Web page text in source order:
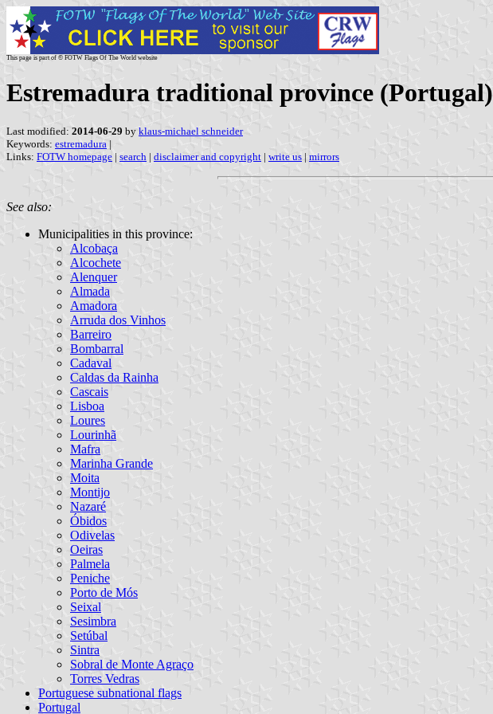
This page is part of © FOTW Flags Of The World website
Estremadura traditional province (Portugal)
Last modified: 2014-06-29 by klaus-michael schneider
Keywords: estremadura |
Links: FOTW homepage | search | disclaimer and copyright | write us | mirrors
See also:
Municipalities in this province:
Alcobaça
Alcochete
Alenquer
Almada
Amadora
Arruda dos Vinhos
Barreiro
Bombarral
Cadaval
Caldas da Rainha
Cascais
Lisboa
Loures
Lourinhã
Mafra
Marinha Grande
Moita
Montijo
Nazaré
Óbidos
Odivelas
Oeiras
Palmela
Peniche
Porto de Mós
Seixal
Sesimbra
Setúbal
Sintra
Sobral de Monte Agraço
Torres Vedras
Portuguese subnational flags
Portugal